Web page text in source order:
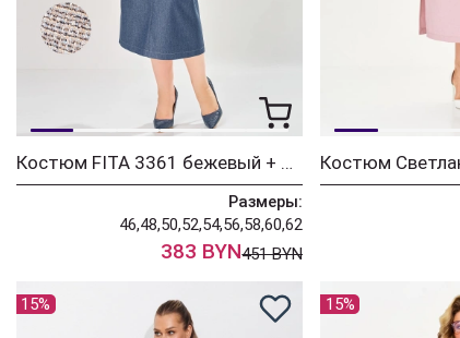
Костюм FITA 3361 бежевый + деним
Размеры:
46,48,50,52,54,56,58,60,62
383 BYN451 BYN
15% 15%